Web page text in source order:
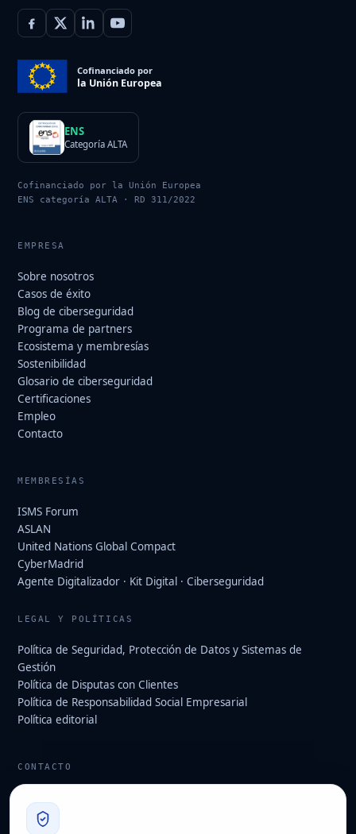
Cofinanciado por
la Unión Europea
ENS
Categoría ALTA
Cofinanciado por la Unión Europea
ENS categoría ALTA · RD 311/2022
EMPRESA
Sobre nosotros
Casos de éxito
Blog de ciberseguridad
Programa de partners
Ecosistema y membresías
Sostenibilidad
Glosario de ciberseguridad
Certificaciones
Empleo
Contacto
MEMBRESÍAS
ISMS Forum
ASLAN
United Nations Global Compact
CyberMadrid
Agente Digitalizador · Kit Digital · Ciberseguridad
LEGAL Y POLÍTICAS
Política de Seguridad, Protección de Datos y Sistemas de
Gestión
Política de Disputas con Clientes
Política de Responsabilidad Social Empresarial
Política editorial
CONTACTO
910 139 827